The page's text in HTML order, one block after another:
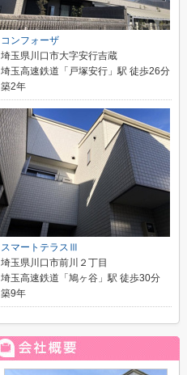
コンフォーザ
埼玉県川口市大字安行吉蔵
埼玉高速鉄道「戸塚安行」駅 徒歩26分
築2年
スマートテラスⅢ
埼玉県川口市前川２丁目
埼玉高速鉄道「鳩ヶ谷」駅 徒歩30分
築9年